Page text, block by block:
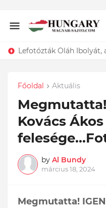
Főoldal Aktuális
Megmutatta!
Kovács
by Al Bundy
március 18, 2024
Megmutatta!